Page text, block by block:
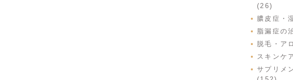
(26)
膿皮症・
脂漏症の
脱毛・ア
スキンケ
サプリメ